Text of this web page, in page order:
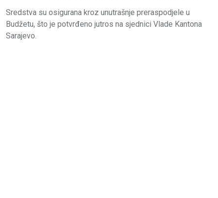
Sredstva su osigurana kroz unutrašnje preraspodjele u
Budžetu, što je potvrđeno jutros na sjednici Vlade Kantona
Sarajevo.